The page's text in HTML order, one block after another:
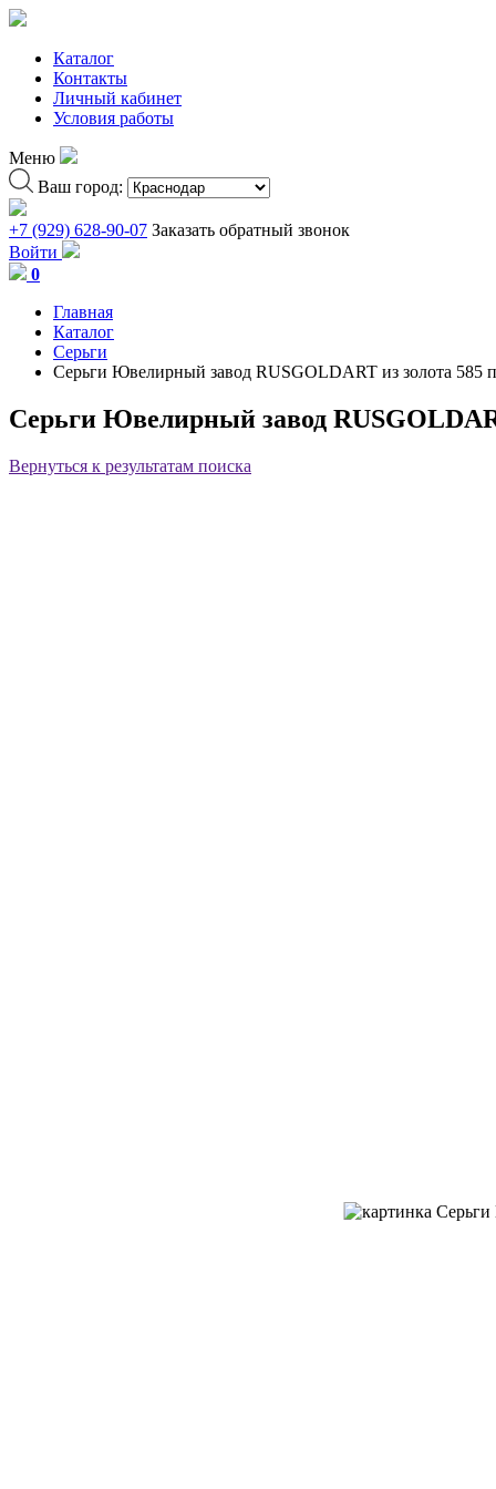
Каталог
Контакты
Личный кабинет
Условия работы
Меню
Ваш город:
+7 (929) 628-90-07 Заказать обратный звонок
Войти
0
Главная
Каталог
Серьги
Серьги Ювелирный завод RUSGOLDART из золота 585
Серьги Ювелирный завод
Вернуться к результатам поиска